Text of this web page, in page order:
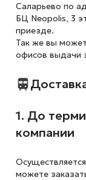
Саларьево по
БЦ Neopolis, 3
приезде.
Так же вы
офисов выдачи
1. До
компании
можете